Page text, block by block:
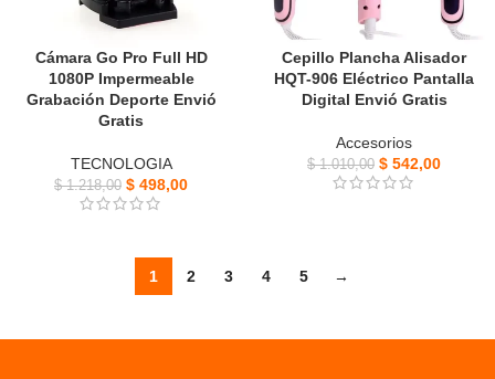
Cámara Go Pro Full HD
1080P Impermeable
Grabación Deporte Envió
Gratis
TECNOLOGIA
$1.218,00 $ 498,00
Cepillo Plancha Alisador
HQT-906 Eléctrico Pantalla
Digital Envió Gratis
Accesorios
$1.010,00 $ 542,00
1 2 3 4 5 →